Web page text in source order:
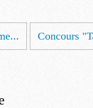
Concours